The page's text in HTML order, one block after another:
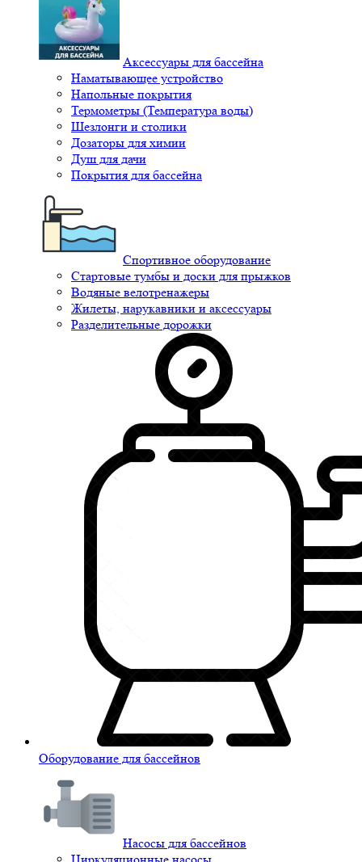
Аксессуары для бассейна
Наматывающее устройство
Напольные покрытия
Термометры (Температура воды)
Шезлонги и столики
Дозаторы для химии
Душ для дачи
Покрытия для бассейна
Спортивное оборудование
Стартовые тумбы и доски для прыжков
Водяные велотренажеры
Жилеты, нарукавники и аксессуары
Разделительные дорожки
Оборудование для бассейнов
Насосы для бассейнов